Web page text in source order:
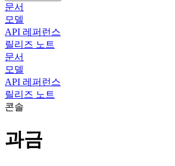
문서
모델
API 레퍼런스
릴리즈 노트
문서
모델
API 레퍼런스
릴리즈 노트
콘솔
과금